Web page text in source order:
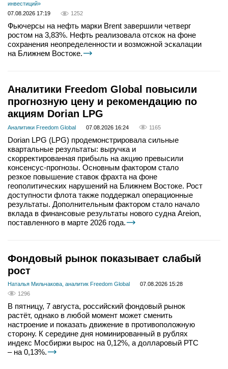
инвестиций»
07.08.2026 17:19
1252
Фьючерсы на нефть марки Brent завершили четверг
ростом на 3,83%. Нефть реализовала отскок на фоне
сохранения неопределенности и возможной эскалации
на Ближнем Востоке.
Аналитики Freedom Global повысили
прогнозную цену и рекомендацию по
акциям Dorian LPG
Аналитики Freedom Global 07.08.2026 16:24 1165
Dorian LPG (LPG) продемонстрировала сильные
квартальные результаты: выручка и
скорректированная прибыль на акцию превысили
консенсус-прогнозы. Основным фактором стало
резкое повышение ставок фрахта на фоне
геополитических нарушений на Ближнем Востоке. Рост
доступности флота также поддержал операционные
результаты. Дополнительным фактором стало начало
вклада в финансовые результаты нового судна Areion,
поставленного в марте 2026 года.
Фондовый рынок показывает слабый
рост
Наталья Мильчакова, аналитик Freedom Global
07.08.2026 15:28
1296
В пятницу, 7 августа, российский фондовый рынок
растёт, однако в любой момент может сменить
настроение и показать движение в противоположную
сторону. К середине дня номинированный в рублях
индекс Мосбиржи вырос на 0,12%, а долларовый РТС
– на 0,13%.